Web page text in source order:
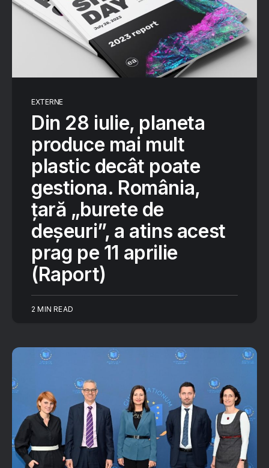
EXTERNE
Din 28 iulie, planeta
produce mai mult
plastic decât poate
gestiona. România,
țară „burete de
deșeuri”, a atins acest
prag pe 11 aprilie
(Raport)
2 MIN READ